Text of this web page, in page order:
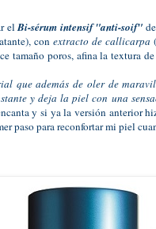
elBi-sérum intensif "anti-soif"
conextracto de callicarpa
tamaño poros, afina la textura
que además de oler de
y deja la piel con una
y si ya la versión anterior
paso para reconfortar mi piel